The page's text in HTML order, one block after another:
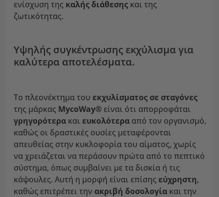
ενίσχυση της καλής διάθεσης και της
ζωτικότητας.
Υψηλής συγκέντρωσης εκχύλισμα για
καλύτερα αποτελέσματα.
Το πλεονέκτημα του εκχυλίσματος σε σταγόνες
της μάρκας MycoWay® είναι ότι απορροφάται
γρηγορότερα καιευκολότερα από τον οργανισμό,
καθώς οι δραστικές ουσίες μεταφέρονται
απευθείας στην κυκλοφορία του αίματος, χωρίς
να χρειάζεται να περάσουν πρώτα από το πεπτικό
σύστημα, όπως συμβαίνει με τα δισκία ή τις
κάψουλες. Αυτή η μορφή είναι επίσης εύχρηστη,
καθώς επιτρέπει την ακριβή δοσολογία και την